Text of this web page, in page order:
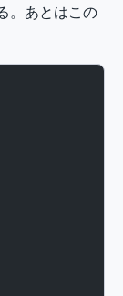
。あとはこの